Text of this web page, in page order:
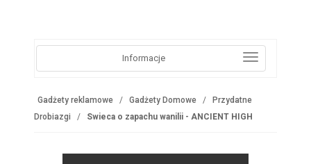
Informacje
Gadżety reklamowe Gadżety Domowe
Przydatne
Drobiazgi
Swieca o zapachu wanilii - ANCIENT HIGH